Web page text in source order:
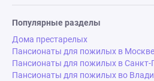
Популярные разделы
Дома престарелых
Пансионаты для пожилых в Москве
Пансионаты для пожилых в Санкт-
Пансионаты для пожилых во